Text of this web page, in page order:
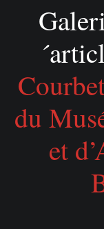
du
et